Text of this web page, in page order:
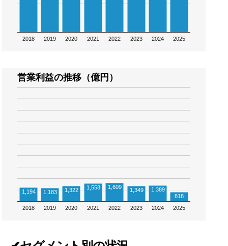
2018 2019 2020 2021 2022 2023 2024 2025
営業利益の推移（億円）
2018 2019 2020 2021 2022 2023 2024 2025
1,194 1,183 1,322 1,558 1,609 1,349
1,389
818